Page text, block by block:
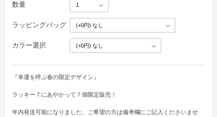
数量
ラッピングバッグ
カラー選択
『幸運を呼ぶ春の限定デザイン』
ラッキー７にあやかって７個限定販売！
年内発送可能になりました。ご希望の方は備考欄にご記入くださいませ